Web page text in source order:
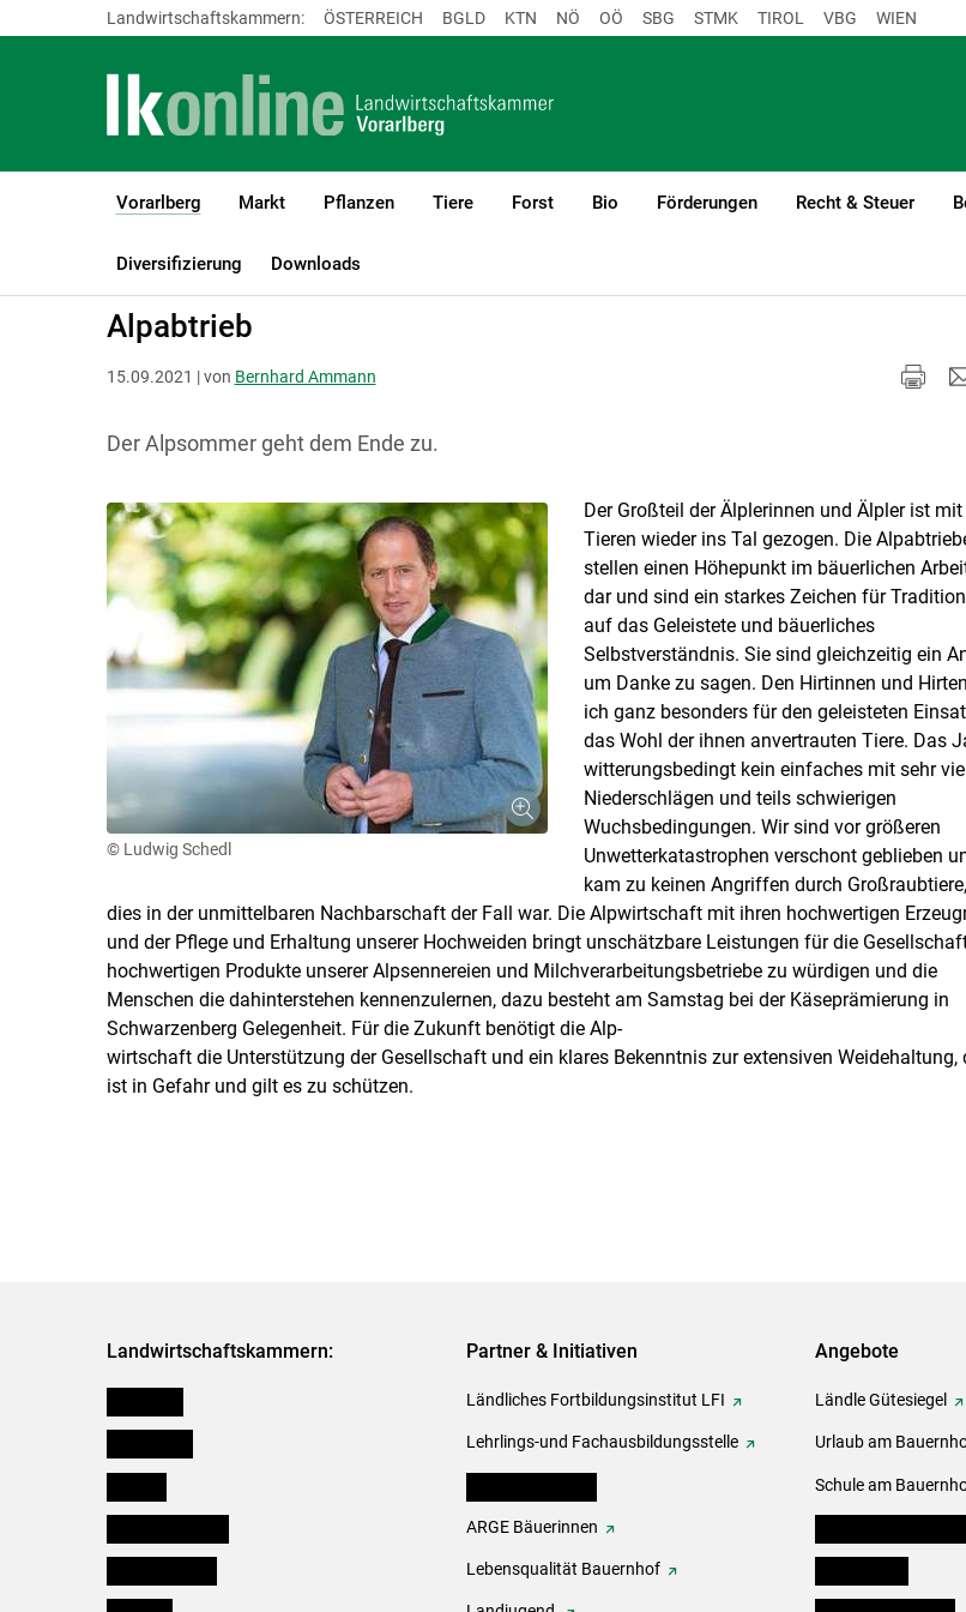
Skip to main content
Landwirtschaftskammern: ÖSTERREICH BGLD KTN NÖ OÖ SBG STMK TIROL VBG WIEN
Vorarlberg
(current)1
Markt Pflanzen Tiere Forst Bio Förderungen Recht & Steuer
Diversifizierung Downloads
LK Vorarlberg Vorarlberg Aktuelles
Alpabtrieb
15.09.2021 | von Bernhard Ammann
Der Alpsommer geht dem Ende zu.
© Ludwig Schedl
Der Großteil der Älplerinnen und Älpler ist mit
Tieren wieder ins Tal gezogen. Die
stellen einen Höhepunkt im bäuerlichen
dar und sind ein starkes Zeichen für
auf das Geleistete und bäuerliches
Selbstverständnis. Sie sind gleichzeitig ein
um Danke zu sagen. Den Hirtinnen und
ich ganz besonders für den geleisteten
das Wohl der ihnen anvertrauten Tiere. Das
witterungsbedingt kein einfaches mit sehr
Niederschlägen und teils schwierigen
Wuchsbedingungen. Wir sind vor größeren
Unwetterkatastrophen verschont geblieben
kam zu keinen Angriffen durch
dies in der unmittelbaren Nachbarschaft der Fall war. Die Alpwirtschaft mit ihren hochwertigen
und der Pflege und Erhaltung unserer Hochweiden bringt unschätzbare Leistungen für die
hochwertigen Produkte unserer Alpsennereien und Milchverarbeitungsbetriebe zu würdigen und die
Menschen die dahinterstehen kennenzulernen, dazu besteht am Samstag bei der Käseprämierung in
Schwarzenberg Gelegenheit. Für die Zukunft benötigt die Alp-
wirtschaft die Unterstützung der Gesellschaft und ein klares Bekenntnis zur extensiven Weidehaltung,
ist in Gefahr und gilt es zu schützen.
Landwirtschaftskammern: Partner & Initiativen
Ländliches Fortbildungsinstitut LFI
Lehrlings-und Fachausbildungsstelle
ARGE Bäuerinnen
Lebensqualität Bauernhof
Angebote
Ländle Gütesiegel
Urlaub am
Schule am